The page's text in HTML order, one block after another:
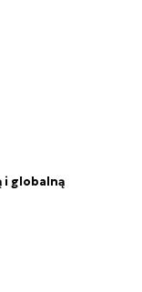
i globalną